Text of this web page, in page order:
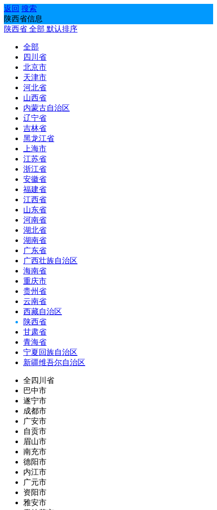
返回 搜索
陕西省信息
陕西省 全部 默认排序
全部
四川省
北京市
天津市
河北省
山西省
内蒙古自治区
辽宁省
吉林省
黑龙江省
上海市
江苏省
浙江省
安徽省
福建省
江西省
山东省
河南省
湖北省
湖南省
广东省
广西壮族自治区
海南省
重庆市
贵州省
云南省
西藏自治区
陕西省
甘肃省
青海省
宁夏回族自治区
新疆维吾尔自治区
全四川省
巴中市
遂宁市
成都市
广安市
自贡市
眉山市
南充市
德阳市
内江市
广元市
资阳市
雅安市